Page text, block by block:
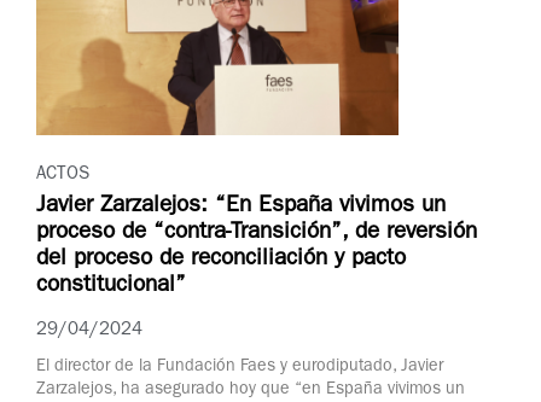
ACTOS
Javier Zarzalejos: “En España vivimos un
proceso de “contra-Transición”, de reversión
del proceso de reconciliación y pacto
constitucional”
29/04/2024
El director de la Fundación Faes y eurodiputado, Javier
Zarzalejos, ha asegurado hoy que “en España vivimos un